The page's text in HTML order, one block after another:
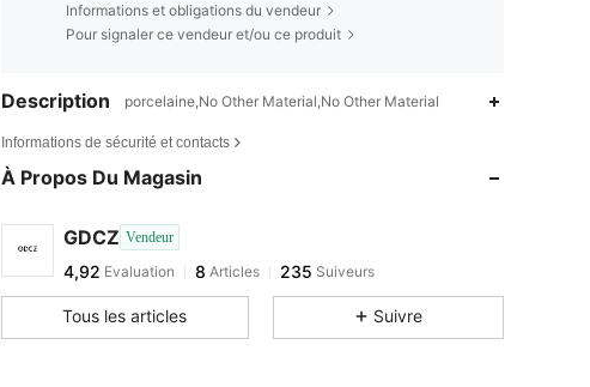
Informations et obligations du vendeur
Pour signaler ce vendeur et/ou ce produit
Description porcelaine,No Other Material,No Other Material
Informations de sécurité et contacts
À Propos Du Magasin
GDCZ Vendeur
4,92 Evaluation 8 Articles 235 Suiveurs
Tous les articles Suivre